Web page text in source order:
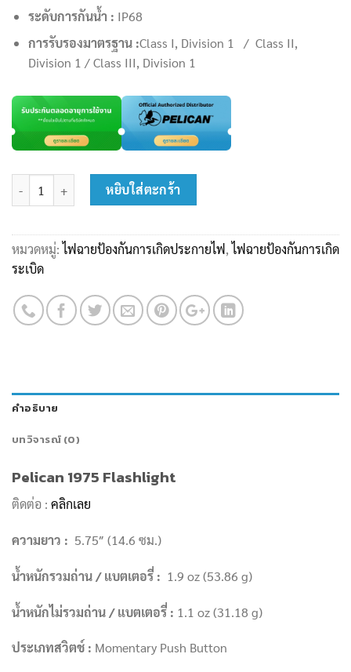
ระดับการกันน้ำ : IP68
การรับรองมาตรฐาน :Class I, Division 1 / Class II,
Division 1 / Class III, Division 1
จำนวน ไฟฉายกันระเบิด Pelican 1975 ชิ้น
หยิบใส่ตะกร้า
หมวดหมู่:ไฟฉายป้องกันการเกิดประกายไฟ,ไฟฉายป้องกันการเกิด
ระเบิด
คำอธิบาย
บทวิจารณ์ (0)
Pelican 1975 Flashlight
ติดต่อ : คลิกเลย
ความยาว : 5.75″ (14.6 ซม.)
น้ำหนักรวมถ่าน / แบตเตอรี่ : 1.9 oz (53.86 g)
น้ำหนักไม่รวมถ่าน / แบตเตอรี่ : 1.1 oz (31.18 g)
ประเภทสวิตช์ : Momentary Push Button